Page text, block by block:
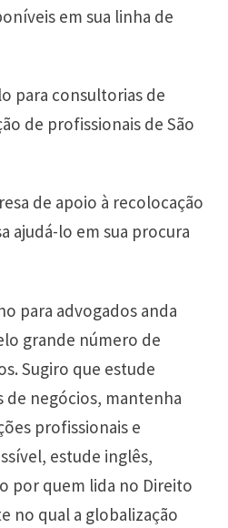
em sua linha de
para consultorias de
de profissionais de São
de apoio à recolocação
ajudá-lo em sua procura
para advogados anda
grande número de
Sugiro que estude
de negócios, mantenha
profissionais e
estude inglês,
por quem lida no Direito
no qual a globalização